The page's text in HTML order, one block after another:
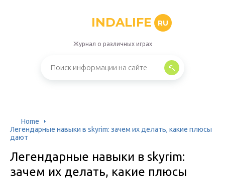
INDALIFE RU
Журнал о различных играх
Home
Легендарные навыки в skyrim: зачем их делать, какие плюсы
дают
Легендарные навыки в skyrim:
зачем их делать, какие плюсы